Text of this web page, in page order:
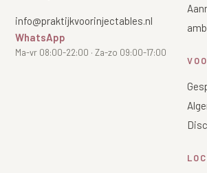
info@praktijkvoorinjectables.nl
WhatsApp
Ma-vr 08:00-22:00 · Za-zo 09:00-17:00